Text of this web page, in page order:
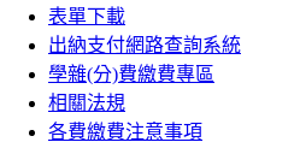
表單下載
出納支付網路查詢系統
學雜(分)費繳費專區
相關法規
各費繳費注意事項